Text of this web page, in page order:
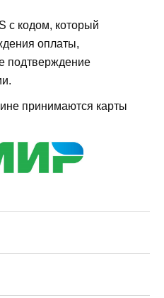
с кодом, который
оплаты,
подтверждение
принимаются карты